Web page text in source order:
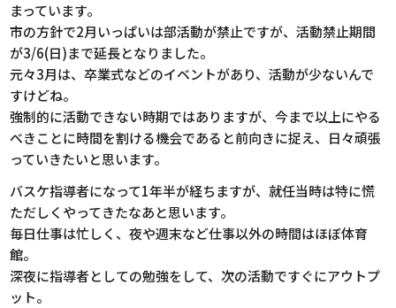
まっています。
市の方針で2月いっぱいは部活動が禁止ですが、活動禁止期間
が3/6(日)まで延長となりました。
元々3月は、卒業式などのイベントがあり、活動が少ないんで
すけどね。
強制的に活動できない時期ではありますが、今まで以上にやる
べきことに時間を割ける機会であると前向きに捉え、日々頑張
っていきたいと思います。
バスケ指導者になって1年半が経ちますが、就任当時は特に慌
ただしくやってきたなあと思います。
毎日仕事は忙しく、夜や週末など仕事以外の時間はほぼ体育
館。
深夜に指導者としての勉強をして、次の活動ですぐにアウトプ
ット。